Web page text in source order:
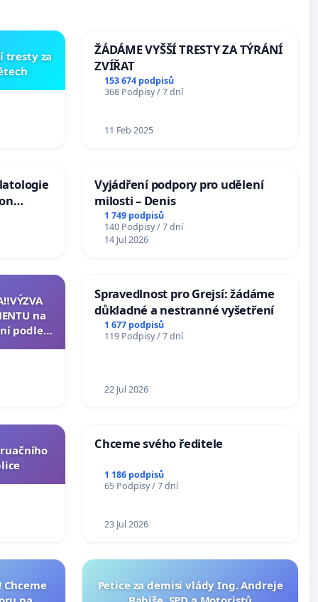
tresty za
ŽÁDÁME VYŠŠÍ TRESTY ZA TÝRÁNÍ
ZVÍŘAT
153 674 podpisů
368 Podpisy / 7 dní
11 Feb 2025
Vyjádření podpory pro udělení
milosti – Denis
1 749 podpisů
140 Podpisy / 7 dní
14 Jul 2026
na
podle §
ústavní
Spravedlnost pro Grejsí: žádáme
důkladné a nestranné vyšetření
1 677 podpisů
119 Podpisy / 7 dní
22 Jul 2026
Chceme svého ředitele
1 186 podpisů
65 Podpisy / 7 dní
23 Jul 2026
Chceme
Petice za demisi vlády Ing. Andreje